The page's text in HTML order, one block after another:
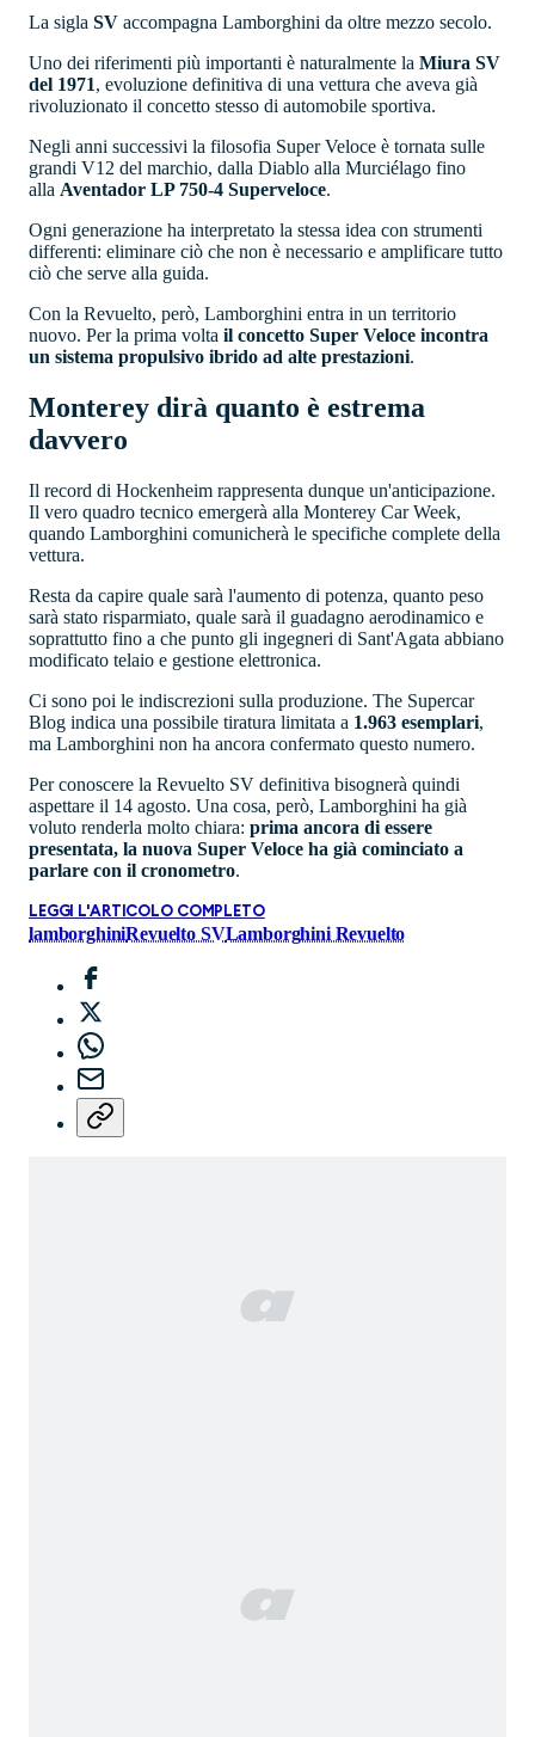
La sigla SV accompagna Lamborghini da oltre mezzo secolo.
Uno dei riferimenti più importanti è naturalmente la Miura SV
del 1971, evoluzione definitiva di una vettura che aveva già
rivoluzionato il concetto stesso di automobile sportiva.
Negli anni successivi la filosofia Super Veloce è tornata sulle
grandi V12 del marchio, dalla Diablo alla Murciélago fino
alla Aventador LP 750-4 Superveloce.
Ogni generazione ha interpretato la stessa idea con strumenti
differenti: eliminare ciò che non è necessario e amplificare tutto
ciò che serve alla guida.
Con la Revuelto, però, Lamborghini entra in un territorio
nuovo. Per la prima volta il concetto Super Veloce incontra
un sistema propulsivo ibrido ad alte prestazioni.
Monterey dirà quanto è estrema
davvero
Il record di Hockenheim rappresenta dunque un'anticipazione.
Il vero quadro tecnico emergerà alla Monterey Car Week,
quando Lamborghini comunicherà le specifiche complete della
vettura.
Resta da capire quale sarà l'aumento di potenza, quanto peso
sarà stato risparmiato, quale sarà il guadagno aerodinamico e
soprattutto fino a che punto gli ingegneri di Sant'Agata abbiano
modificato telaio e gestione elettronica.
Ci sono poi le indiscrezioni sulla produzione. The Supercar
Blog indica una possibile tiratura limitata a 1.963 esemplari,
ma Lamborghini non ha ancora confermato questo numero.
Per conoscere la Revuelto SV definitiva bisognerà quindi
aspettare il 14 agosto. Una cosa, però, Lamborghini ha già
voluto renderla molto chiara: prima ancora di essere
presentata, la nuova Super Veloce ha già cominciato a
parlare con il cronometro.
LEGGI L'ARTICOLO COMPLETO
lamborghiniRevuelto SVLamborghini Revuelto